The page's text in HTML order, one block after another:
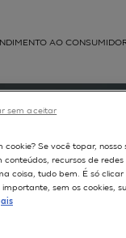
AO
cookie? Se você topar,
conteúdos, recursos de
coisa, tudo bem. É só clicar
sem os cookies,
sem aceitar